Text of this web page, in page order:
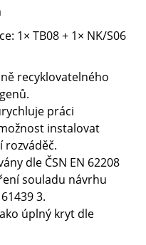
1× TB08 + 1× NK/S06
recyklovatelného
práci
instalovat
rozváděč.
dle ČSN EN 62208
souladu návrhu
3.
úplný kryt dle